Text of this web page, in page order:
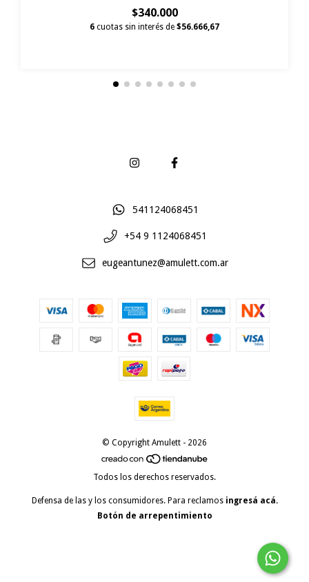
$340.000
6 cuotas sin interés de $56.666,67
541124068451
+54 9 1124068451
eugeantunez@amulett.com.ar
© Copyright Amulett - 2026
Todos los derechos reservados.
Defensa de las y los consumidores. Para reclamos ingresá acá.
Botón de arrepentimiento